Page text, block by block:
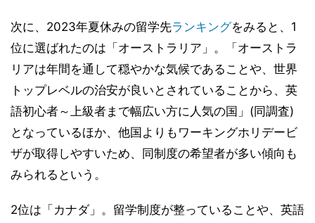
次に、2023年夏休みの留学先ランキングをみると、1
位に選ばれたのは「オーストラリア」。「オーストラ
リアは年間を通して穏やかな気候であることや、世界
トップレベルの治安が良いとされていることから、英
語初心者～上級者まで幅広い方に人気の国」(同調査)
となっているほか、他国よりもワーキングホリデービ
ザが取得しやすいため、同制度の希望者が多い傾向も
みられるという。
2位は「カナダ」。留学制度が整っていることや、英語